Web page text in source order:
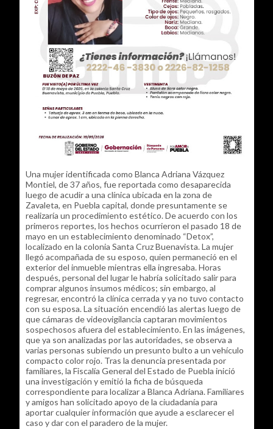
Una mujer identificada como Blanca Adriana Vázquez
Montiel, de 37 años, fue reportada como desaparecida
luego de acudir a una clínica ubicada en la zona de
Zavaleta, en Puebla capital, donde presuntamente se
realizaría un procedimiento estético. De acuerdo con los
primeros reportes, los hechos ocurrieron el pasado 18 de
mayo en un establecimiento denominado “Detox”,
localizado en la colonia Santa Cruz Buenavista. La mujer
llegó acompañada de su esposo, quien permaneció en el
exterior del inmueble mientras ella ingresaba. Horas
después, personal del lugar le habría solicitado salir para
comprar algunos insumos médicos; sin embargo, al
regresar, encontró la clínica cerrada y ya no tuvo contacto
con su esposa. La situación encendió las alertas luego de
que cámaras de videovigilancia captaran movimientos
sospechosos afuera del establecimiento. En las imágenes,
que ya son analizadas por las autoridades, se observa a
varias personas subiendo un presunto bulto a un vehículo
compacto color rojo. Tras la denuncia presentada por
familiares, la Fiscalía General del Estado de Puebla inició
una investigación y emitió la ficha de búsqueda
correspondiente para localizar a Blanca Adriana. Familiares
y amigos han solicitado apoyo de la ciudadanía para
aportar cualquier información que ayude a esclarecer el
caso y dar con el paradero de la mujer.